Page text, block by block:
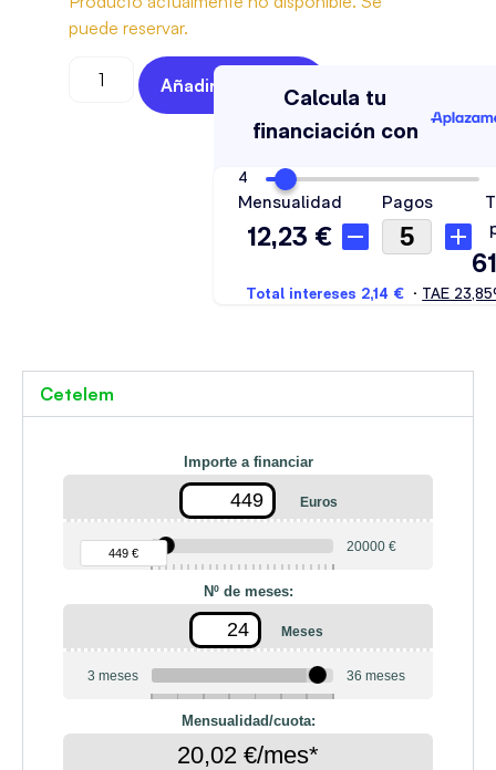
puede reservar.
Añadir Al Carrito
Cetelem
Importe a financiar
Euros
90 €
449 € 20000 €
Nº de meses:
Meses
3 meses 36 meses
Mensualidad/cuota:
20,02 €/mes*